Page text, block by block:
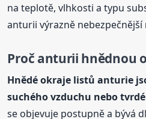
na teplotě, vlhkosti a typu
anturii výrazně
Proč anturii hnědnou
Hnědé okraje listůanturie
suchého vzduchu nebo
se objevuje postupně a bývá